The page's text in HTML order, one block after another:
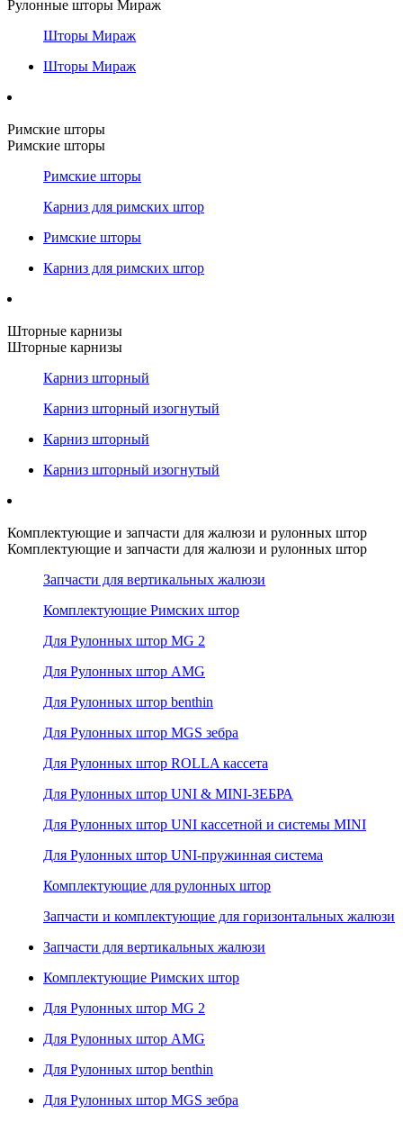
Рулонные шторы Мираж
Шторы Мираж
Шторы Мираж
Римские шторы
Римские шторы
Римские шторы
Карниз для римских штор
Римские шторы
Карниз для римских штор
Шторные карнизы
Шторные карнизы
Карниз шторный
Карниз шторный изогнутый
Карниз шторный
Карниз шторный изогнутый
Комплектующие и запчасти для жалюзи и рулонных штор
Комплектующие и запчасти для жалюзи и рулонных штор
Запчасти для вертикальных жалюзи
Комплектующие Римских штор
Для Рулонных штор MG 2
Для Рулонных штор AMG
Для Рулонных штор benthin
Для Рулонных штор MGS зебра
Для Рулонных штор ROLLA кассета
Для Рулонных штор UNI & MINI-ЗЕБРА
Для Рулонных штор UNI кассетной и системы MINI
Для Рулонных штор UNI-пружинная система
Комплектующие для рулонных штор
Запчасти и комплектующие для горизонтальных жалюзи
Запчасти для вертикальных жалюзи
Комплектующие Римских штор
Для Рулонных штор MG 2
Для Рулонных штор AMG
Для Рулонных штор benthin
Для Рулонных штор MGS зебра